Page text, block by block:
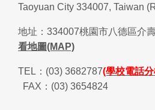
Taoyuan City 334007, Taiwan
地址： 334007桃園市八德區介
看地圖(MAP)
TEL ： (03) 3682787(學校電話
FAX ： (03) 3654824